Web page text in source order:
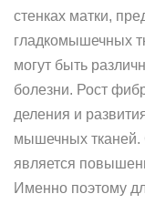
стенках матки,
гладкомышечных
могут быть
болезни. Рост
деления и
мышечных тканей.
является
Именно поэтому